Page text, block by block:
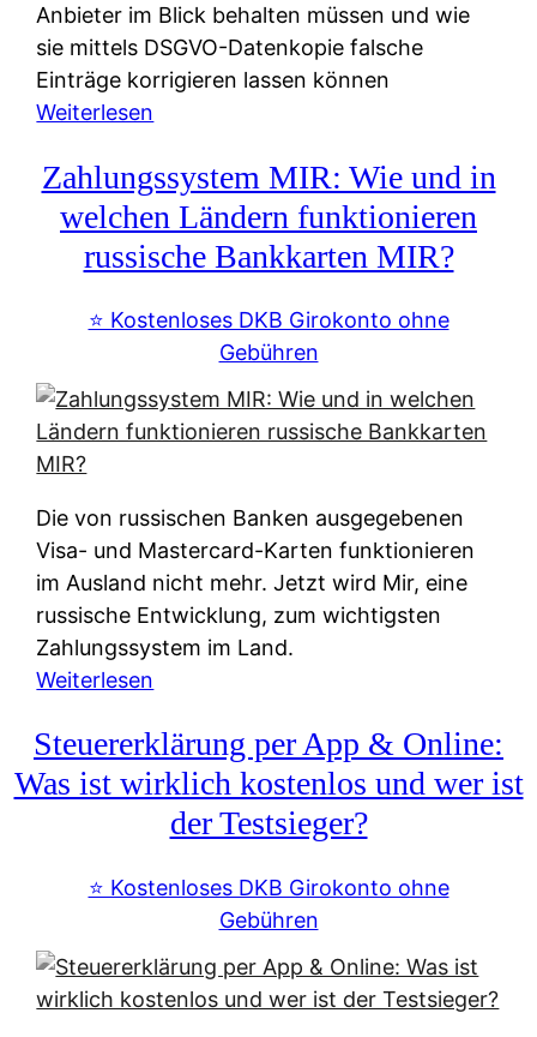
Anbieter im Blick behalten müssen und wie
sie mittels DSGVO-Datenkopie falsche
Einträge korrigieren lassen können
Weiterlesen
c
h
u
f
-
l
t
n
a
t
i
v
e
&
f
r
e
u
s
Zahlungssystem MIR: Wie und in
welchen Ländern funktionieren
russische Bankkarten MIR?
⭐️ Kostenloses DKB Girokonto ohne
Gebühren
Die von russischen Banken ausgegebenen
Visa- und Mastercard-Karten funktionieren
im Ausland nicht mehr. Jetzt wird Mir, eine
russische Entwicklung, zum wichtigsten
Zahlungssystem im Land.
Weiterlesen
a
h
g
s
y
Steuererklärung per App & Online:
Was ist wirklich kostenlos und wer ist
der Testsieger?
⭐️ Kostenloses DKB Girokonto ohne
Gebühren